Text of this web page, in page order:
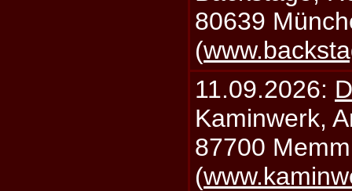
80639
(
11.09.2026:
Kaminwerk,
87700
(